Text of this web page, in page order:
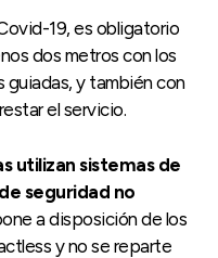
19, es obligatorio
dos metros con los
y también con
el servicio.
utilizan sistemas de
seguridad no
a disposición de los
y no se reparte